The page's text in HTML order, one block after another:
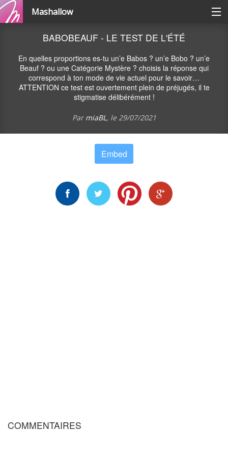
Mashallow
Se connecter / s'inscrire
Créer une battle
Créer un quizz
BABOBEAUF - LE TEST DE L'ÉTÉ
En quelles proportions es-tu un’e Babos ? un’e Bobo ? un’e
Beauf ? ou une Catégorie Mystère ? choisis la réponse qui
correspond à ton mode de vie actuel pour le savoir…
ATTENTION ce test est ouvertement plein de préjugés, il te
stigmatise délibérément !
Par miaBL, le29/07/2021
Embed
COMMENTAIRES